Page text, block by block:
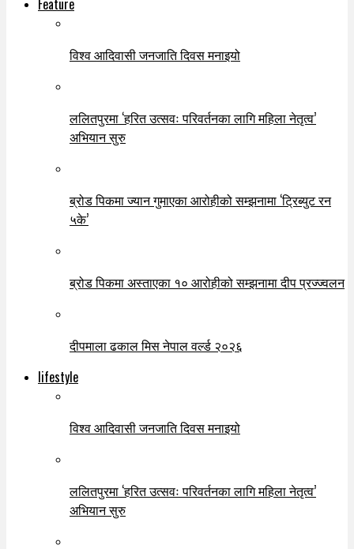
Feature
विश्व आदिवासी जनजाति दिवस मनाइयो
ललितपुरमा ‘हरित उत्सवः परिवर्तनका लागि महिला नेतृत्व’
अभियान सुरु
ब्रोड पिकमा ज्यान गुमाएका आरोहीको सम्झनामा ‘ट्रिब्युट रन
५के’
ब्रोड पिकमा अस्ताएका १० आरोहीको सम्झनामा दीप प्रज्ज्वलन
दीपमाला ढकाल मिस नेपाल वर्ल्ड २०२६
lifestyle
विश्व आदिवासी जनजाति दिवस मनाइयो
ललितपुरमा ‘हरित उत्सवः परिवर्तनका लागि महिला नेतृत्व’
अभियान सुरु